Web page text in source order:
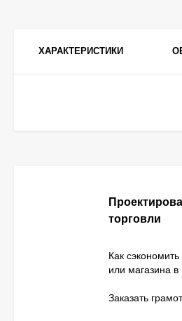
ХАРАКТЕРИСТИКИ
торговли
Как
или магазина в
Заказать